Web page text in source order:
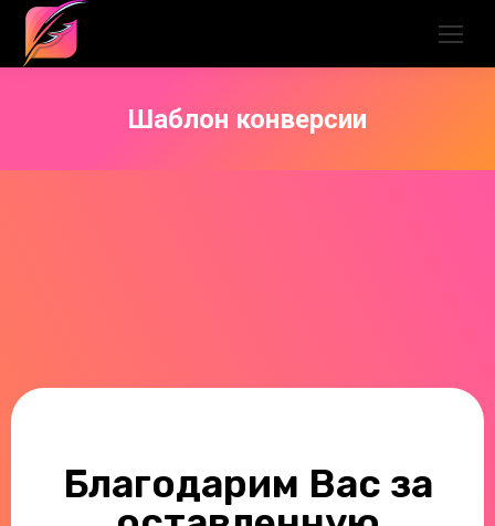
Шаблон конверсии
Благодарим Вас за